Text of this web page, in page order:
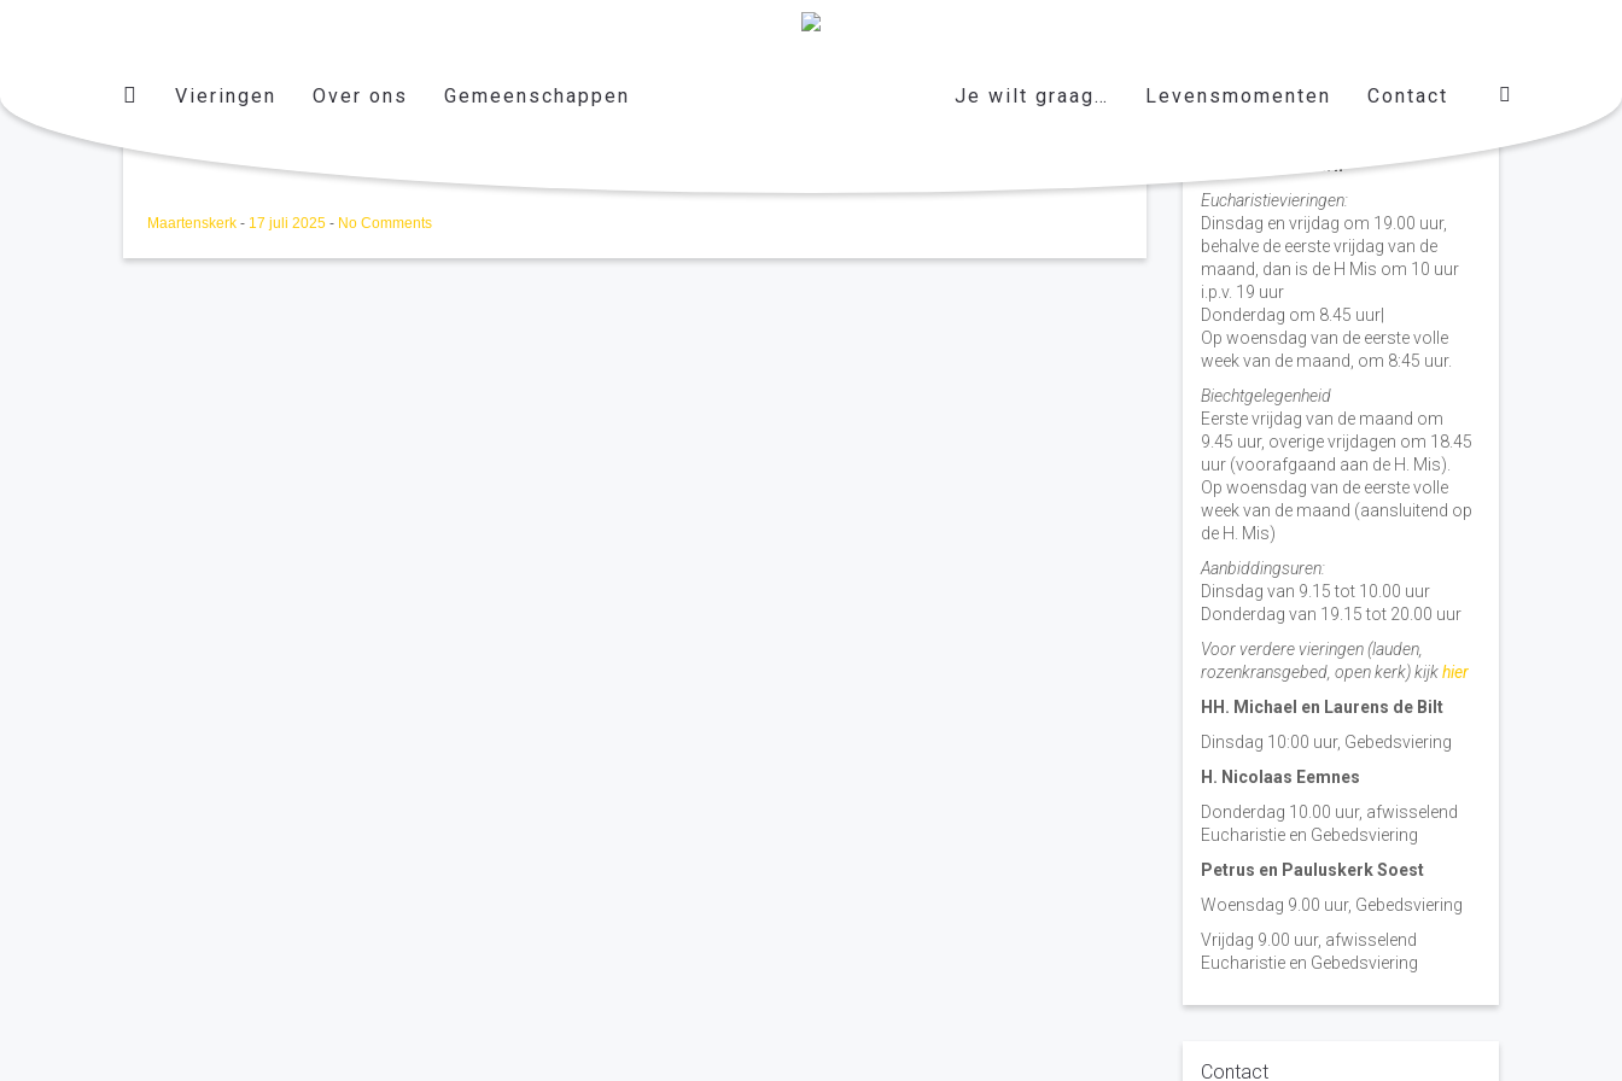
Vieringen Over ons Gemeenschappen Je wilt graag… Levensmomenten Contact
Maartenskerk - 17 juli 2025 - No Comments
Vieringen door de week
H. Nicolaas Baarn
Eucharistievieringen:
Dinsdag en vrijdag om 19.00 uur,
behalve de eerste vrijdag van de
maand, dan is de H Mis om 10 uur
i.p.v. 19 uur
Donderdag om 8.45 uur|
Op woensdag van de eerste volle
week van de maand, om 8:45 uur.
Biechtgelegenheid
Eerste vrijdag van de maand om
9.45 uur, overige vrijdagen om 18.45
uur (voorafgaand aan de H. Mis).
Op woensdag van de eerste volle
week van de maand (aansluitend op
de H. Mis)
Aanbiddingsuren:
Dinsdag van 9.15 tot 10.00 uur
Donderdag van 19.15 tot 20.00 uur
Voor verdere vieringen (lauden,
rozenkransgebed, open kerk) kijkhier
HH. Michael en Laurens de Bilt
Dinsdag 10:00 uur, Gebedsviering
H. Nicolaas Eemnes
Donderdag 10.00 uur, afwisselend
Eucharistie en Gebedsviering
Petrus en Pauluskerk Soest
Woensdag 9.00 uur, Gebedsviering
Vrijdag 9.00 uur, afwisselend
Eucharistie en Gebedsviering
Contact